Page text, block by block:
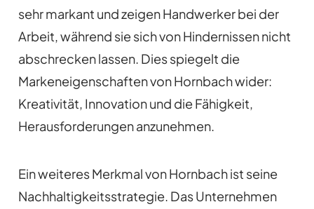
sehr markant und zeigen Handwerker bei der
Arbeit, während sie sich von Hindernissen nicht
abschrecken lassen. Dies spiegelt die
Markeneigenschaften von Hornbach wider:
Kreativität, Innovation und die Fähigkeit,
Herausforderungen anzunehmen.
Ein weiteres Merkmal von Hornbach ist seine
Nachhaltigkeitsstrategie. Das Unternehmen